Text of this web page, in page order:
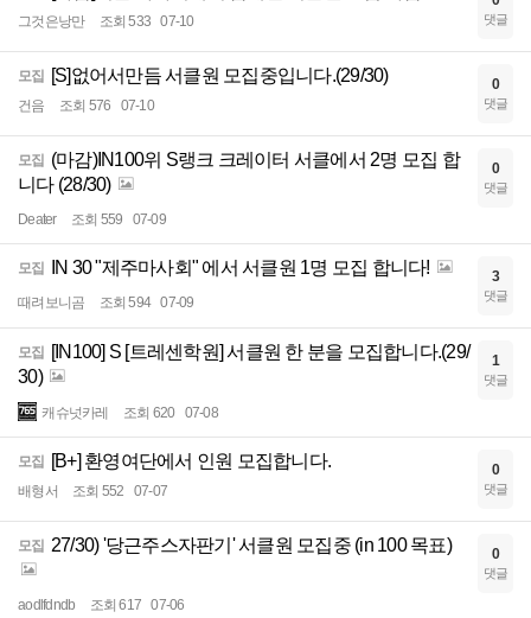
그것은낭만 조회 533 07-10 댓글
모집 [S]없어서만듬 서클원 모집중입니다.(29/30)
건음 조회 576 07-10
0
댓글
모집 (마감)IN100위 S랭크 크레이터 서클에서 2명 모집 합
니다 (28/30)
Deater 조회 559 07-09
0
댓글
모집 IN 30 "제주마사회" 에서 서클원 1명 모집 합니다!
때려보니곰 조회 594 07-09
3
댓글
모집 [IN100] S [트레센학원] 서클원 한 분을 모집합니다.(29/
30)
캐슈넛카레 조회 620 07-08
1
댓글
모집 [B+] 환영여단에서 인원 모집합니다.
배형서 조회 552 07-07
0
댓글
모집 27/30) '당근주스자판기' 서클원 모집중 (in 100 목표)
aodlfdndb 조회 617 07-06
0
댓글